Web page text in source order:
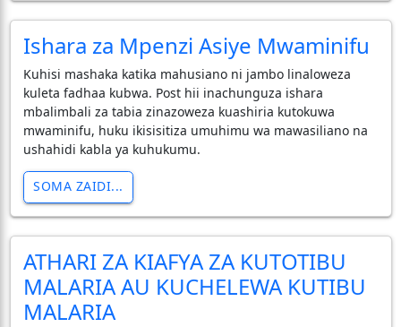
Ishara za Mpenzi Asiye Mwaminifu
​Kuhisi mashaka katika mahusiano ni jambo linaloweza
kuleta fadhaa kubwa. Post hii inachunguza ishara
mbalimbali za tabia zinazoweza kuashiria kutokuwa
mwaminifu, huku ikisisitiza umuhimu wa mawasiliano na
ushahidi kabla ya kuhukumu.
SOMA ZAIDI...
ATHARI ZA KIAFYA ZA KUTOTIBU
MALARIA AU KUCHELEWA KUTIBU
MALARIA